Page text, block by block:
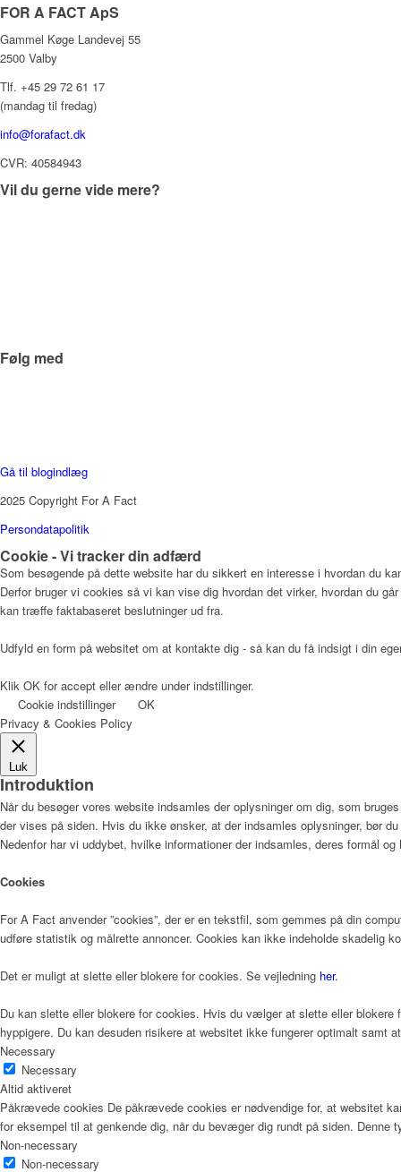
FOR A FACT ApS
Gammel Køge Landevej 55
2500 Valby
Tlf. +45 29 72 61 17
(mandag til fredag)
info@forafact.dk
CVR: 40584943
Vil du gerne vide mere?
Følg med
Gå til blogindlæg
2025 Copyright For A Fact
Persondatapolitik
Cookie - Vi tracker din adfærd
Som besøgende på dette website har du sikkert en interesse i hvordan du
Derfor bruger vi cookies så vi kan vise dig hvordan det virker, hvordan du
kan træffe faktabaseret beslutninger ud fra.
Udfyld en form på websitet om at kontakte dig - så kan du få indsigt i din
Klik OK for accept eller ændre under indstillinger.
Cookie indstillinger
OK
Privacy & Cookies Policy
Luk
Introduktion
Når du besøger vores website indsamles der oplysninger om dig, som
der vises på siden. Hvis du ikke ønsker, at der indsamles oplysninger, bør
Nedenfor har vi uddybet, hvilke informationer der indsamles, deres formål
Cookies
For A Fact anvender ”cookies”, der er en tekstfil, som gemmes på din
udføre statistik og målrette annoncer. Cookies kan ikke indeholde skadelig
Det er muligt at slette eller blokere for cookies. Se vejledning her.
Du kan slette eller blokere for cookies. Hvis du vælger at slette eller
hyppigere. Du kan desuden risikere at websitet ikke fungerer optimalt samt
Necessary
Necessary
Altid aktiveret
Påkrævede cookies De påkrævede cookies er nødvendige for, at websitet
for eksempel til at genkende dig, når du bevæger dig rundt på siden.
Non-necessary
Non-necessary